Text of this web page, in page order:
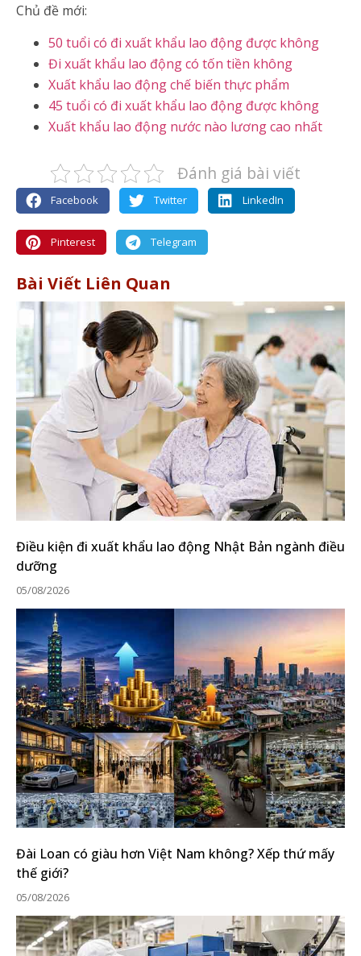
Chủ đề mới:
50 tuổi có đi xuất khẩu lao động được không
Đi xuất khẩu lao động có tốn tiền không
Xuất khẩu lao động chế biến thực phẩm
45 tuổi có đi xuất khẩu lao động được không
Xuất khẩu lao động nước nào lương cao nhất
Đánh giá bài viết
Facebook Twitter LinkedIn
Pinterest Telegram
Bài Viết Liên Quan
Điều kiện đi xuất khẩu lao động Nhật Bản ngành điều
dưỡng
05/08/2026
Đài Loan có giàu hơn Việt Nam không? Xếp thứ mấy
thế giới?
05/08/2026